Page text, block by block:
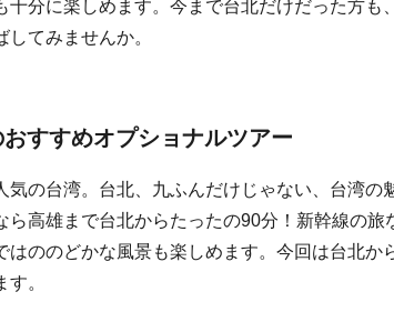
十分に楽しめます。今まで台北だけだった方も
てみませんか。
すすめオプショナルツアー
気の台湾。台北、九ふんだけじゃない、台湾の
ら高雄まで台北からたったの90分！新幹線の旅
はののどかな風景も楽しめます。今回は台北か
。